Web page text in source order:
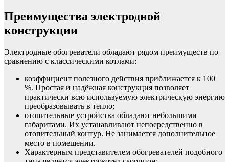
Преимущества электродной
конструкции
Электродные обогреватели обладают рядом преимуществ по
сравнению с классическими котлами:
коэффициент полезного действия приближается к 100
%. Простая и надёжная конструкция позволяет
практически всю используемую электрическую энергию
преобразовывать в тепло;
отопительные устройства обладают небольшими
габаритами. Их устанавливают непосредственно в
отопительный контур. Не занимается дополнительное
место в помещении.
Характерным представителем обогревателей подобного